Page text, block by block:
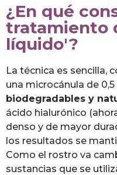
¿En qué
tratamiento
líquido'?
La técnica es sencilla,
una microcánula de
biodegradables y
ácido hialurónico
denso y de mayor
los resultados se
Como el rostro va
sustancias que se